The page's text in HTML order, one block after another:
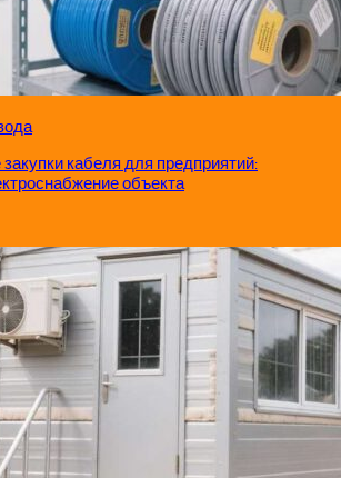
кабеля для предприятий:
объекта